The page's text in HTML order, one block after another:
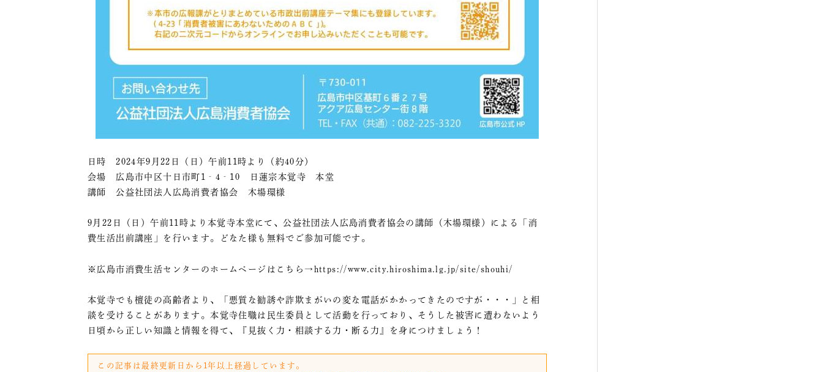
日時 2024年9月22日（日）午前11時より（約40分）
会場 広島市中区十日市町1‐4‐10 日蓮宗本覚寺 本堂
講師 公益社団法人広島消費者協会 木場環様
9月22日（日）午前11時より本覚寺本堂にて、公益社団法人広島消費者協会の講師（木場環様）による「消
費生活出前講座」を行います。どなた様も無料でご参加可能です。
※広島市消費生活センターのホームページはこちら→https://www.city.hiroshima.lg.jp/site/shouhi/
本覚寺でも檀徒の高齢者より、「悪質な勧誘や詐欺まがいの変な電話がかかってきたのですが・・・」と相
談を受けることがあります。本覚寺住職は民生委員として活動を行っており、そうした被害に遭わないよう
日頃から正しい知識と情報を得て、『見抜く力・相談する力・断る力』を身につけましょう！
この記事は最終更新日から1年以上経過しています。